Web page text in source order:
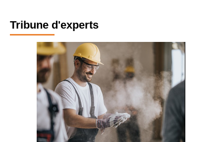
Tribune d'experts